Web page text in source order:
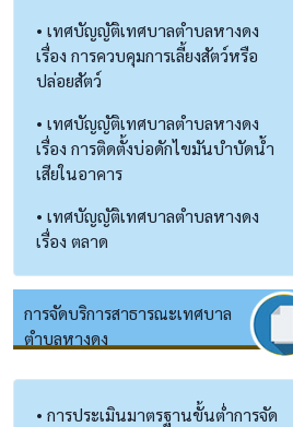
• เทศบัญญัติเทศบาลตำบลหางดง
เรื่อง การควบคุมการเลี้ยงสัตว์หรือ
ปล่อยสัตว์
• เทศบัญญัติเทศบาลตำบลหางดง
เรื่อง การติดตั้งบ่อดักไขมันบำบัดน้ำ
เสียในอาคาร
• เทศบัญญัติเทศบาลตำบลหางดง
เรื่อง ตลาด
การจัดบริการสาธารณะเทศบาล
ตำบลหางดง
• การประเมินมาตรฐานขั้นต่ำการจัด